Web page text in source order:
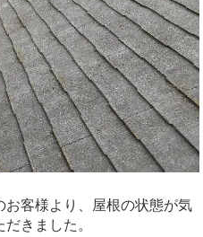
客様より、屋根の状態が気
きました。